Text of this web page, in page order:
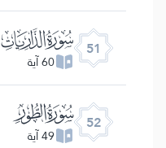
51 ﯠ
60 آية
52 ﯡ
49 آية